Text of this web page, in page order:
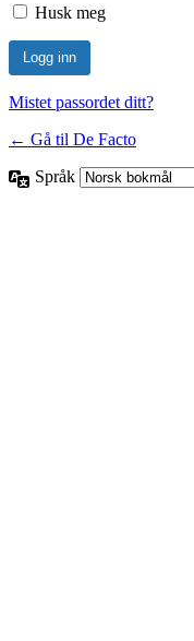
Husk meg
Mistet passordet ditt?
← Gå til De Facto
Språk